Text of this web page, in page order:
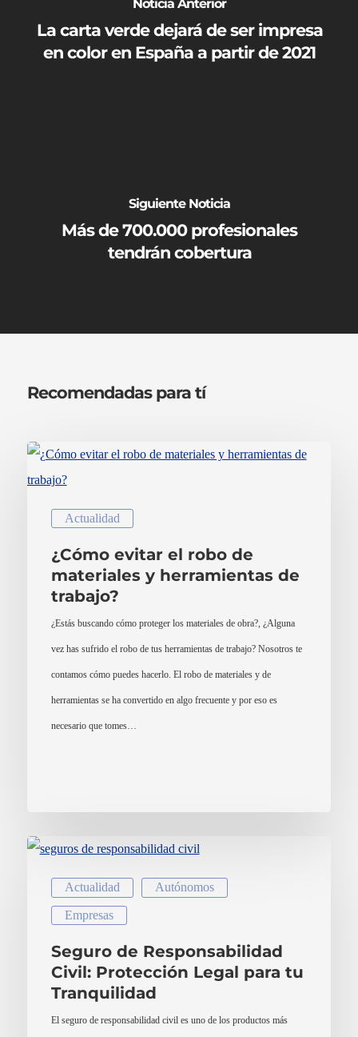
Noticia Anterior
La carta verde dejará de ser impresa
en color en España a partir de 2021
Siguiente Noticia
Más de 700.000 profesionales
tendrán cobertura
Recomendadas para tí
Actualidad
¿Cómo evitar el robo de
materiales y herramientas de
trabajo?
¿Estás buscando cómo proteger los materiales de obra?, ¿Alguna
vez has sufrido el robo de tus herramientas de trabajo? Nosotros te
contamos cómo puedes hacerlo. El robo de materiales y de
herramientas se ha convertido en algo frecuente y por eso es
necesario que tomes…
Actualidad Autónomos
Empresas
Seguro de Responsabilidad
Civil: Protección Legal para tu
Tranquilidad
El seguro de responsabilidad civil es uno de los productos más
Vehículos
Quiénes somos
Contacto
Privacidad
Siniestros
FAQs
CK SEGUR
C/ Mayor 4, Planta 4º 9